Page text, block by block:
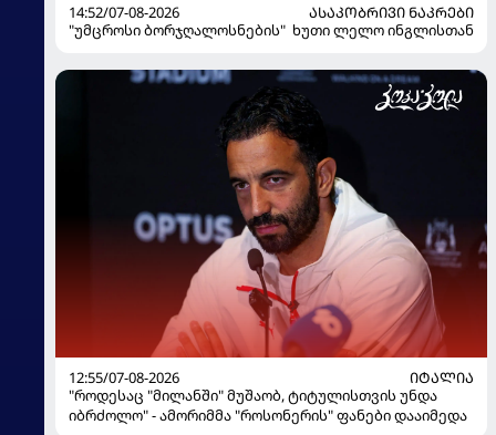
14:52/07-08-2026
ᲐᲡᲐᲙᲝᲑᲠᲘᲕᲘ ᲜᲐᲙᲠᲔᲑᲘ
"უმცროსი ბორჯღალოსნების" ხუთი ლელო ინგლისთან
12:55/07-08-2026
ᲘᲢᲐᲚᲘᲐ
"როდესაც "მილანში" მუშაობ, ტიტულისთვის უნდა
იბრძოლო" - ამორიმმა "როსონერის" ფანები დააიმედა